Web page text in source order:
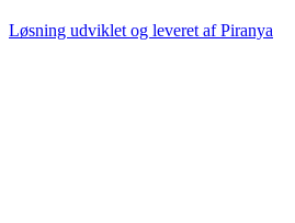
Løsning udviklet og leveret afPiranya